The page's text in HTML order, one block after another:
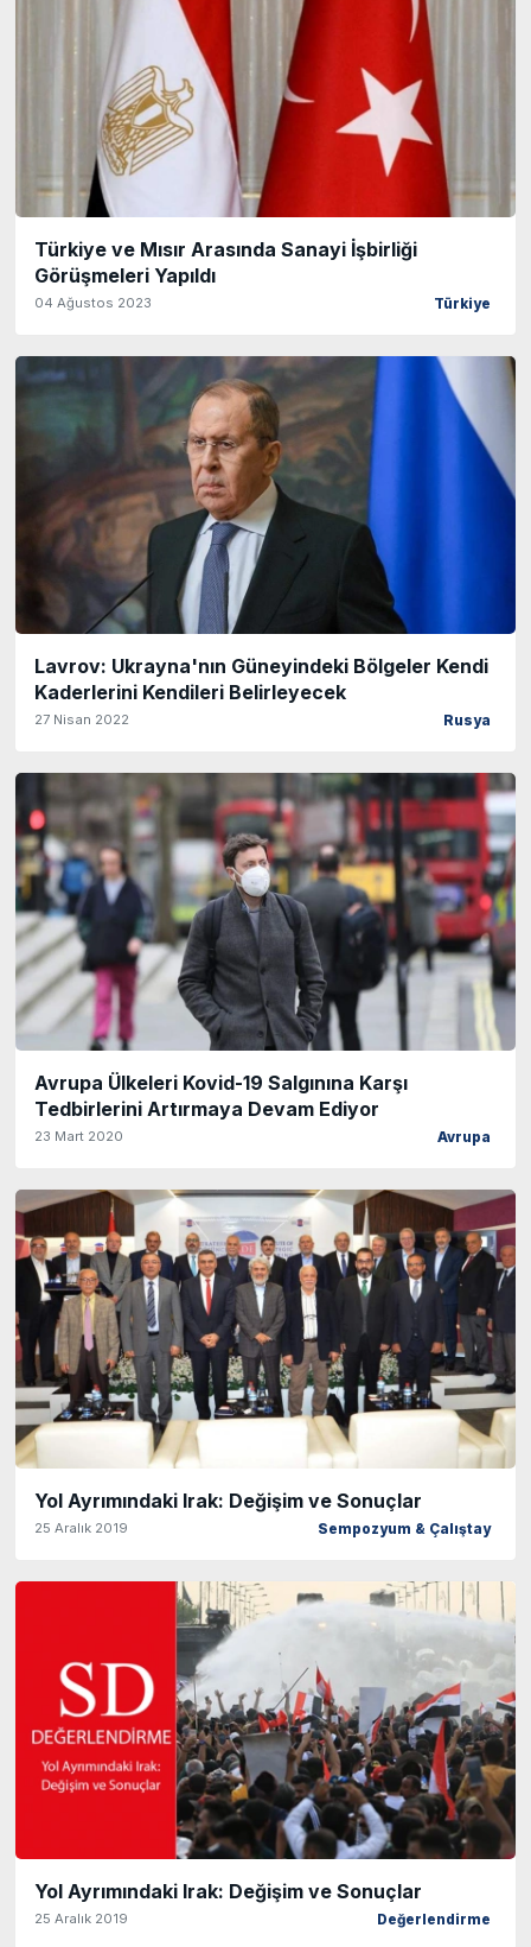
Türkiye ve Mısır Arasında Sanayi İşbirliği
Görüşmeleri Yapıldı
04 Ağustos 2023 Türkiye
Lavrov: Ukrayna'nın Güneyindeki Bölgeler Kendi
Kaderlerini Kendileri Belirleyecek
27 Nisan 2022 Rusya
Avrupa Ülkeleri Kovid-19 Salgınına Karşı
Tedbirlerini Artırmaya Devam Ediyor
23 Mart 2020 Avrupa
Yol Ayrımındaki Irak: Değişim ve Sonuçlar
25 Aralık 2019 Sempozyum & Çalıştay
Yol Ayrımındaki Irak: Değişim ve Sonuçlar
25 Aralık 2019 Değerlendirme